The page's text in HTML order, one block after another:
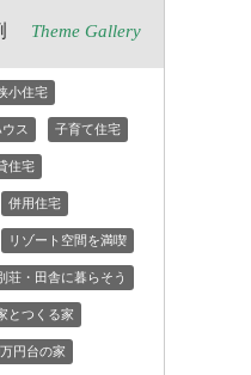
Theme Gallery
小住宅
ス 子育て住宅
住宅
併用住宅
リゾート空間を満喫
荘・田舎に暮らそう
とつくる家
円台の家